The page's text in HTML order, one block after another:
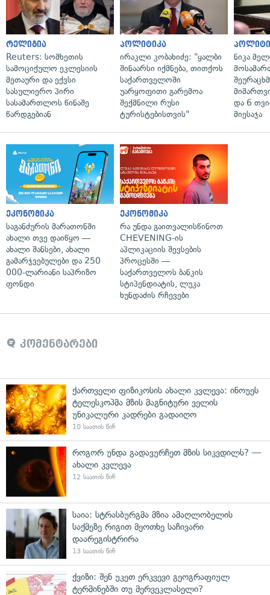
რელიგია
Reuters: სომხეთის
სამოციქულო ეკლესიის
მეთაური და ექვსი
სასულიერო პირი
სასამართლოს წინაშე
წარდგებიან
პოლიტიკა
ირაკლი კობახიძე: "ყალბი
შინაარსი იქმნება, თითქოს
საქართველოში
უარყოფითი გარემოა
შექმნილი რუსი
ტურისტებისთვის"
ნიკა
და 6
მიესაჯა
ეკონომიკა
საგანძურის მარათონში
ახალი თვე დაიწყო —
ახალი შანსები, ახალი
გამარჯვებულები და 250
000-ლარიანი საპრიზო
ფონდი
ეკონომიკა
რა უნდა გაითვალისწინოთ
CHEVENING-ის
აპლიკაციის შევსების
პროცესში —
საქართველოს ბანკის
სტიპენდიატის, ლუკა
ხუნდაძის რჩევები
კომენტარები
ქართველი ფიზიკოსის ახალი კვლევა: ინოუეს
ტელესკოპმა მზის მაგნიტური ველის
უნიკალური კადრები გადაიღო
10 საათის წინ
როგორ უნდა გადავურჩეთ მზის სიკვდილს? —
ახალი კვლევა
12 საათის წინ
საია: სტრასბურგმა მზია ამაღლობელის
საქმეზე რიგით მეოთხე საჩივარი
დაარეგისტრირა
13 საათის წინ
ქვიზი: შენ უკეთ ერკვევი გეოგრაფიულ
ტერმინებში თუ მერვეკლასელი?